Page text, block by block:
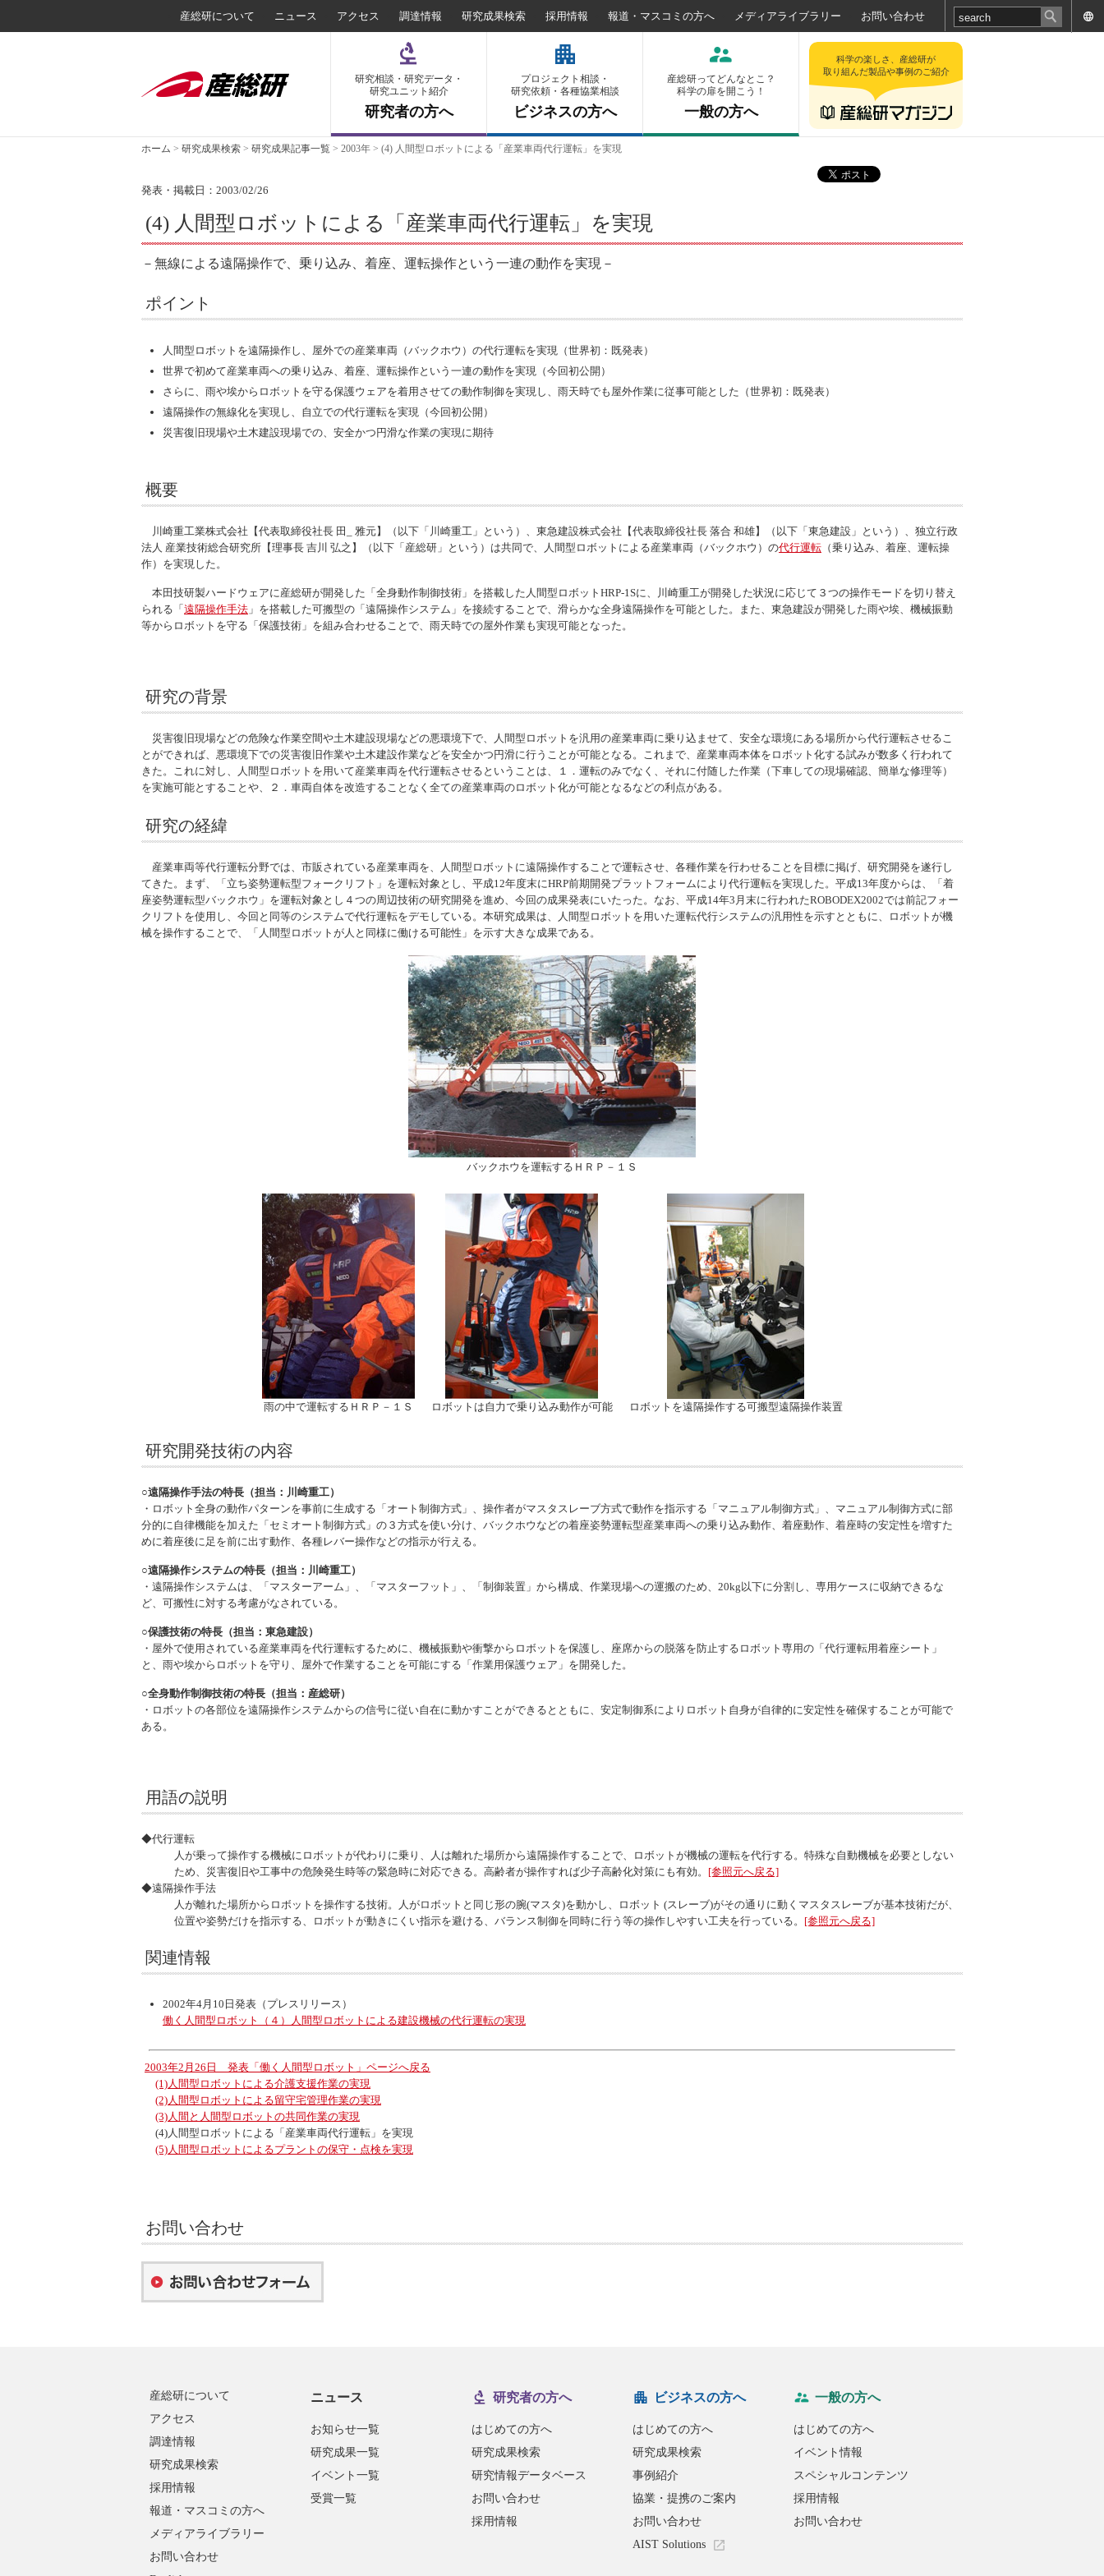
産総研について ニュース アクセス 調達情報 研究成果検索 採用情報 報道・マスコミの方へ メディアライブラリー お問い合わせ
研究相談・研究データ・
研究ユニット紹介
研究者の方へ
プロジェクト相談・
研究依頼・各種協業相談
ビジネスの方へ
産総研ってどんなとこ？
科学の扉を開こう！
一般の方へ
科学の楽しさ、産総研が
取り組んだ製品や事例のご紹介
ホーム > 研究成果検索 > 研究成果記事一覧 > 2003年 > (4) 人間型ロボットによる「産業車両代行運転」を実現
発表・掲載日：2003/02/26
(4) 人間型ロボットによる「産業車両代行運転」を実現
－無線による遠隔操作で、乗り込み、着座、運転操作という一連の動作を実現－
ポイント
人間型ロボットを遠隔操作し、屋外での産業車両（バックホウ）の代行運転を実現（世界初：既発表）
世界で初めて産業車両への乗り込み、着座、運転操作という一連の動作を実現（今回初公開）
さらに、雨や埃からロボットを守る保護ウェアを着用させての動作制御を実現し、雨天時でも屋外作業に従事可能とした（世界初：既発表）
遠隔操作の無線化を実現し、自立での代行運転を実現（今回初公開）
災害復旧現場や土木建設現場での、安全かつ円滑な作業の実現に期待
概要
川崎重工業株式会社【代表取締役社長 田_ 雅元】（以下「川崎重工」という）、東急建設株式会社【代表取締役社長 落合 和雄】（以下「東急建設」という）、独立行政
法人 産業技術総合研究所【理事長 吉川 弘之】（以下「産総研」という）は共同で、人間型ロボットによる産業車両（バックホウ）の代行運転 （乗り込み、着座、運転操
作）を実現した。
本田技研製ハードウェアに産総研が開発した「全身動作制御技術」を搭載した人間型ロボットHRP-1Sに、川崎重工が開発した状況に応じて３つの操作モードを切り替え
られる「遠隔操作手法 」を搭載した可搬型の「遠隔操作システム」を接続することで、滑らかな全身遠隔操作を可能とした。また、東急建設が開発した雨や埃、機械振動
等からロボットを守る「保護技術」を組み合わせることで、雨天時での屋外作業も実現可能となった。
研究の背景
災害復旧現場などの危険な作業空間や土木建設現場などの悪環境下で、人間型ロボットを汎用の産業車両に乗り込ませて、安全な環境にある場所から代行運転させるこ
とができれば、悪環境下での災害復旧作業や土木建設作業などを安全かつ円滑に行うことが可能となる。これまで、産業車両本体をロボット化する試みが数多く行われて
きた。これに対し、人間型ロボットを用いて産業車両を代行運転させるということは、１．運転のみでなく、それに付随した作業（下車しての現場確認、簡単な修理等）
を実施可能とすることや、２．車両自体を改造することなく全ての産業車両のロボット化が可能となるなどの利点がある。
研究の経緯
産業車両等代行運転分野では、市販されている産業車両を、人間型ロボットに遠隔操作することで運転させ、各種作業を行わせることを目標に掲げ、研究開発を遂行し
てきた。まず、「立ち姿勢運転型フォークリフト」を運転対象とし、平成12年度末にHRP前期開発プラットフォームにより代行運転を実現した。平成13年度からは、「着
座姿勢運転型バックホウ」を運転対象とし４つの周辺技術の研究開発を進め、今回の成果発表にいたった。なお、平成14年3月末に行われたROBODEX2002では前記フォー
クリフトを使用し、今回と同等のシステムで代行運転をデモしている。本研究成果は、人間型ロボットを用いた運転代行システムの汎用性を示すとともに、ロボットが機
械を操作することで、「人間型ロボットが人と同様に働ける可能性」を示す大きな成果である。
バックホウを運転するＨＲＰ－１Ｓ
雨の中で運転するＨＲＰ－１Ｓ ロボットは自力で乗り込み動作が可能 ロボットを遠隔操作する可搬型遠隔操作装置
研究開発技術の内容
○遠隔操作手法の特長（担当：川崎重工）
・ロボット全身の動作パターンを事前に生成する「オート制御方式」、操作者がマスタスレーブ方式で動作を指示する「マニュアル制御方式」、マニュアル制御方式に部
分的に自律機能を加えた「セミオート制御方式」の３方式を使い分け、バックホウなどの着座姿勢運転型産業車両への乗り込み動作、着座動作、着座時の安定性を増すた
めに着座後に足を前に出す動作、各種レバー操作などの指示が行える。
○遠隔操作システムの特長（担当：川崎重工）
・遠隔操作システムは、「マスターアーム」、「マスターフット」、「制御装置」から構成、作業現場への運搬のため、20kg以下に分割し、専用ケースに収納できるな
ど、可搬性に対する考慮がなされている。
○保護技術の特長（担当：東急建設）
・屋外で使用されている産業車両を代行運転するために、機械振動や衝撃からロボットを保護し、座席からの脱落を防止するロボット専用の「代行運転用着座シート」
と、雨や埃からロボットを守り、屋外で作業することを可能にする「作業用保護ウェア」を開発した。
○全身動作制御技術の特長（担当：産総研）
・ロボットの各部位を遠隔操作システムからの信号に従い自在に動かすことができるとともに、安定制御系によりロボット自身が自律的に安定性を確保することが可能で
ある。
用語の説明
◆代行運転
人が乗って操作する機械にロボットが代わりに乗り、人は離れた場所から遠隔操作することで、ロボットが機械の運転を代行する。特殊な自動機械を必要としない
ため、災害復旧や工事中の危険発生時等の緊急時に対応できる。高齢者が操作すれば少子高齢化対策にも有効。 [参照元へ戻る]
◆遠隔操作手法
人が離れた場所からロボットを操作する技術。人がロボットと同じ形の腕(マスタ)を動かし、ロボット (スレーブ)がその通りに動くマスタスレーブが基本技術だが、
位置や姿勢だけを指示する、ロボットが動きにくい指示を避ける、バランス制御を同時に行う等の操作しやすい工夫を行っている。 [参照元へ戻る]
関連情報
2002年4月10日発表（プレスリリース）
働く人間型ロボット（４）人間型ロボットによる建設機械の代行運転の実現
2003年2月26日 発表「働く人間型ロボット」ページへ戻る
(1)人間型ロボットによる介護支援作業の実現
(2)人間型ロボットによる留守宅管理作業の実現
(3)人間と人間型ロボットの共同作業の実現
(4)人間型ロボットによる「産業車両代行運転」を実現
(5)人間型ロボットによるプラントの保守・点検を実現
お問い合わせ
産総研について
アクセス
調達情報
研究成果検索
採用情報
報道・マスコミの方へ
メディアライブラリー
お問い合わせ
ニュース
お知らせ一覧
研究成果一覧
イベント一覧
受賞一覧
研究者の方へ
はじめての方へ
研究成果検索
研究情報データベース
お問い合わせ
採用情報
ビジネスの方へ
はじめての方へ
研究成果検索
事例紹介
協業・提携のご案内
お問い合わせ
AIST Solutions
一般の方へ
はじめての方へ
イベント情報
スペシャルコンテンツ
採用情報
お問い合わせ